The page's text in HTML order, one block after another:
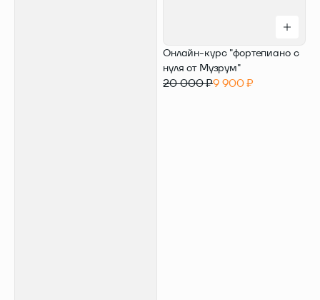
Онлайн-курс "фортепиано с
нуля от Музрум"
20 000 ₽9 900 ₽